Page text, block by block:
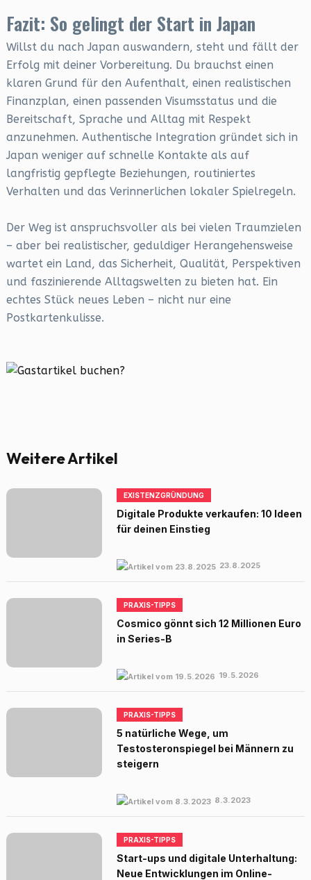
Fazit: So gelingt der Start in Japan
Willst du nach Japan auswandern, steht und fällt der
Erfolg mit deiner Vorbereitung. Du brauchst einen
klaren Grund für den Aufenthalt, einen realistischen
Finanzplan, einen passenden Visumsstatus und die
Bereitschaft, Sprache und Alltag mit Respekt
anzunehmen. Authentische Integration gründet sich in
Japan weniger auf schnelle Kontakte als auf
langfristig gepflegte Beziehungen, routiniertes
Verhalten und das Verinnerlichen lokaler Spielregeln.
Der Weg ist anspruchsvoller als bei vielen Traumzielen
– aber bei realistischer, geduldiger Herangehensweise
wartet ein Land, das Sicherheit, Qualität, Perspektiven
und faszinierende Alltagswelten zu bieten hat. Ein
echtes Stück neues Leben – nicht nur eine
Postkartenkulisse.
Weitere Artikel
EXISTENZGRÜNDUNG
Digitale Produkte verkaufen: 10 Ideen
für deinen Einstieg
23.8.2025
PRAXIS-TIPPS
Cosmico gönnt sich 12 Millionen Euro
in Series-B
19.5.2026
PRAXIS-TIPPS
5 natürliche Wege, um
Testosteronspiegel bei Männern zu
steigern
8.3.2023
PRAXIS-TIPPS
Start-ups und digitale Unterhaltung:
Neue Entwicklungen im Online-